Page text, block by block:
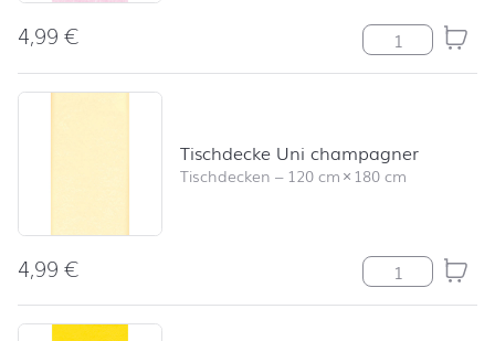
4,99€ Tischdecke
Tischdecke Uni champagner
Tischdecken – 120 cm× 180 cm
4,99€ Tischdecke